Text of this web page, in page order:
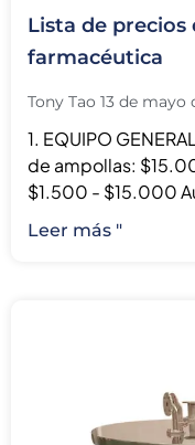
Lista de
farmacéutica
Tony Tao 13 de mayo
1. EQUIPO
de ampollas:
$1.500 - $15.000
Leer más "